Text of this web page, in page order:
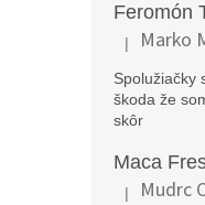
Hodnotenie
| Marko
Spolužiačky
škoda že
skôr
Hodnotenie
| Mudrc